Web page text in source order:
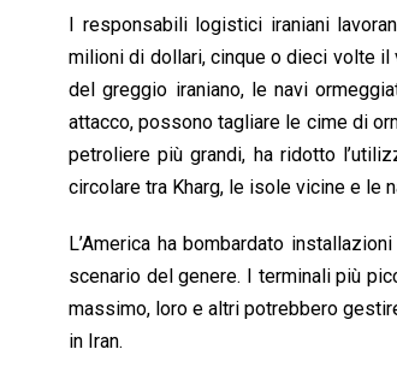
I responsabili logistici iraniani
milioni di dollari, cinque o dieci volte il
del greggio iraniano, le navi
attacco, possono tagliare le cime di
petroliere più grandi, ha ridotto
circolare tra Kharg, le isole vicine e le
L’America ha bombardato
scenario del genere. I terminali più
massimo, loro e altri potrebbero
in Iran.